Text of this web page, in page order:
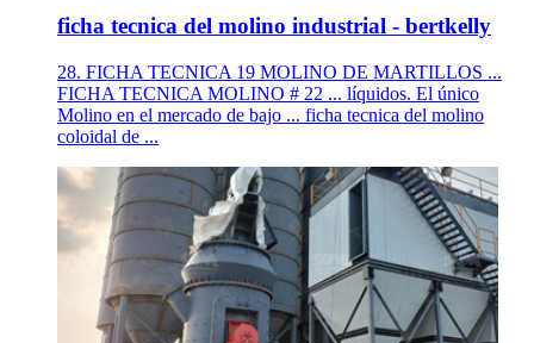
ficha tecnica del molino industrial - bertkelly
28. FICHA TECNICA 19 MOLINO DE MARTILLOS ...
FICHA TECNICA MOLINO # 22 ... líquidos. El único
Molino en el mercado de bajo ... ficha tecnica del molino
coloidal de ...